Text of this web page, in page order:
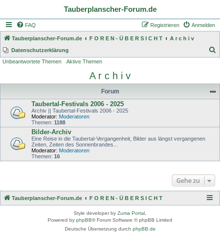
Tauberplanscher-Forum.de
FAQ Anmelden
Registrieren
Tauberplanscher-Forum.de F O R E N - Ü B E R S I C H T
A r c h i v
Datenschutzerklärung
h
Unbeantwortete Themen Aktive Themen
A r c h i v
Forum
Taubertal-Festivals 2006 - 2025
Archiv || Taubertal-Festivals 2006 - 2025
Moderator: Moderatoren
Themen: 1188
Bilder-Archiv
Eine Reise in die Taubertal-Vergangenheit, Bilder aus längst vergangenen
Zeiten, Zeiten des Sonnenbrandes...
Moderator: Moderatoren
Themen: 16
Gehe zu
Tauberplanscher-Forum.de F O R E N - Ü B E R S I C H T
Style developer by Zuma Portal
Powered by phpBB® Forum Software © phpBB Limited
Deutsche Übersetzung durch phpBB.de